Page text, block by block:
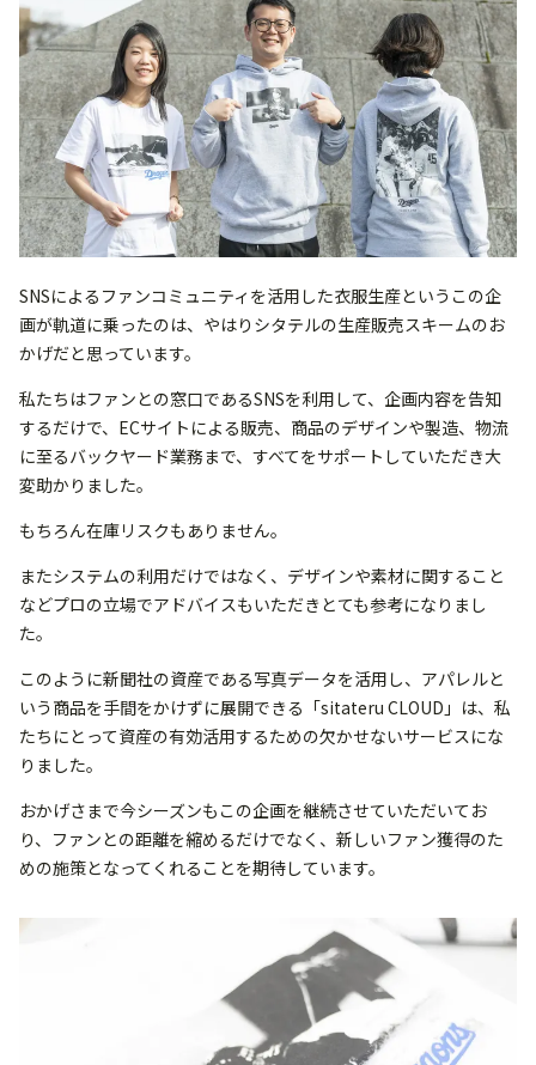
SNSによるファンコミュニティを活用した衣服生産というこの企
画が軌道に乗ったのは、やはりシタテルの生産販売スキームのお
かげだと思っています。
私たちはファンとの窓口であるSNSを利用して、企画内容を告知
するだけで、ECサイトによる販売、商品のデザインや製造、物流
に至るバックヤード業務まで、すべてをサポートしていただき大
変助かりました。
もちろん在庫リスクもありません。
またシステムの利用だけではなく、デザインや素材に関すること
などプロの立場でアドバイスもいただきとても参考になりまし
た。
このように新聞社の資産である写真データを活用し、アパレルと
いう商品を手間をかけずに展開できる「sitateru CLOUD」は、私
たちにとって資産の有効活用するための欠かせないサービスにな
りました。
おかげさまで今シーズンもこの企画を継続させていただいてお
り、ファンとの距離を縮めるだけでなく、新しいファン獲得のた
めの施策となってくれることを期待しています。